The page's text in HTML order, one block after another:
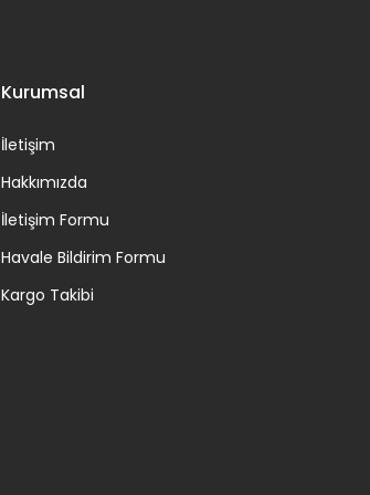
Kurumsal
İletişim
Hakkımızda
İletişim Formu
Havale Bildirim Formu
Kargo Takibi